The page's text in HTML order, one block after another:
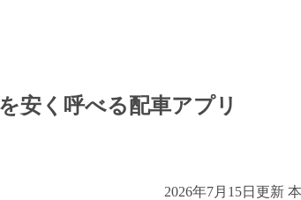
安く呼べる配車アプリ
2026年7月15日更新